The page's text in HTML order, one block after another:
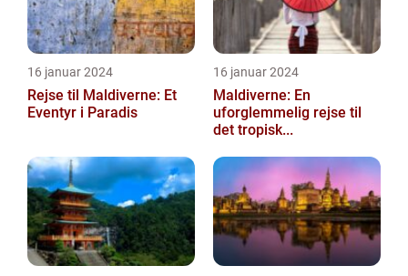
16 januar 2024
Rejse til Maldiverne: Et
Eventyr i Paradis
16 januar 2024
Maldiverne: En
uforglemmelig rejse til
det tropisk...